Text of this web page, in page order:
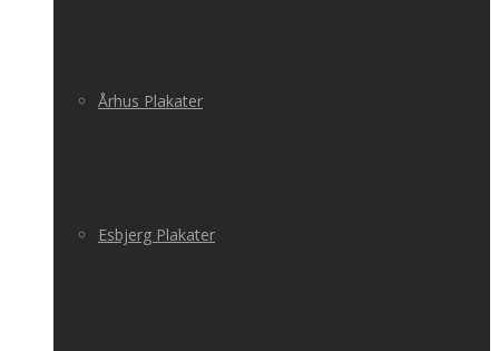
Århus Plakater
Esbjerg Plakater